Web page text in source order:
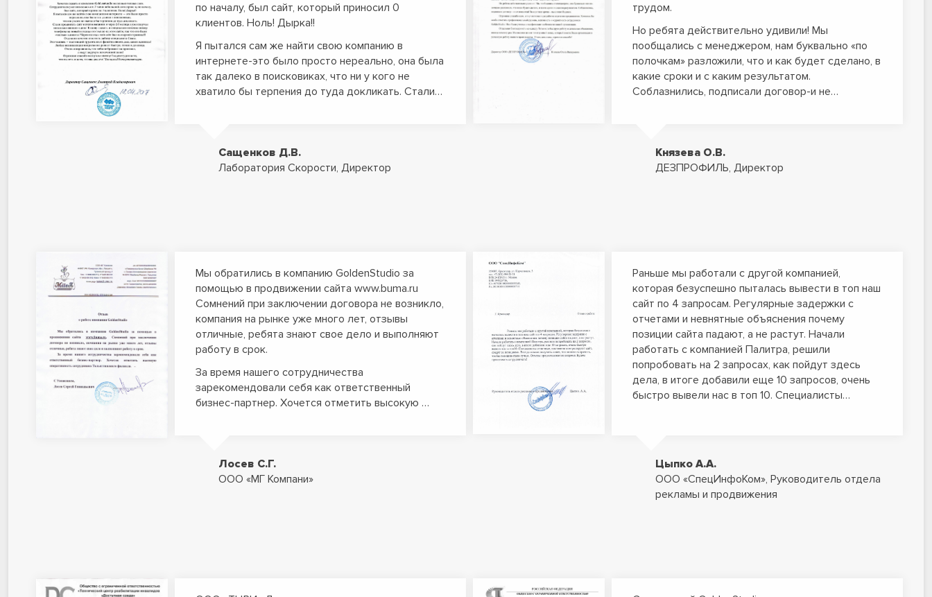
по началу, был сайт, который приносил 0
клиентов. Ноль! Дырка!!
Я пытался сам же найти свою компанию в
интернете-это было просто нереально, она была
так далеко в поисковиках, что ни у кого не
хватило бы терпения до туда докликать. Стали…
Сащенков Д.В.
Лаборатория Скорости, Директор
трудом.
Но ребята действительно удивили! Мы
пообщались с менеджером, нам буквально «по
полочкам» разложили, что и как будет сделано, в
какие сроки и с каким результатом.
Соблазнились, подписали договор-и не…
Князева О.В.
ДЕЗПРОФИЛЬ, Директор
Мы обратились в компанию GoldenStudio за
помощью в продвижении сайта www.buma.ru
Сомнений при заключении договора не возникло,
компания на рынке уже много лет, отзывы
отличные, ребята знают свое дело и выполняют
работу в срок.
За время нашего сотрудничества
зарекомендовали себя как ответственный
бизнес-партнер. Хочется отметить высокую …
Лосев С.Г.
ООО «МГ Компани»
Раньше мы работали с другой компанией,
которая безуспешно пыталась вывести в топ наш
сайт по 4 запросам. Регулярные задержки с
отчетами и невнятные объяснения почему
позиции сайта падают, а не растут. Начали
работать с компанией Палитра, решили
попробовать на 2 запросах, как пойдут здесь
дела, в итоге добавили еще 10 запросов, очень
быстро вывели нас в топ 10. Специалисты…
Цыпко А.А.
ООО «СпецИнфоКом», Руководитель отдела
рекламы и продвижения